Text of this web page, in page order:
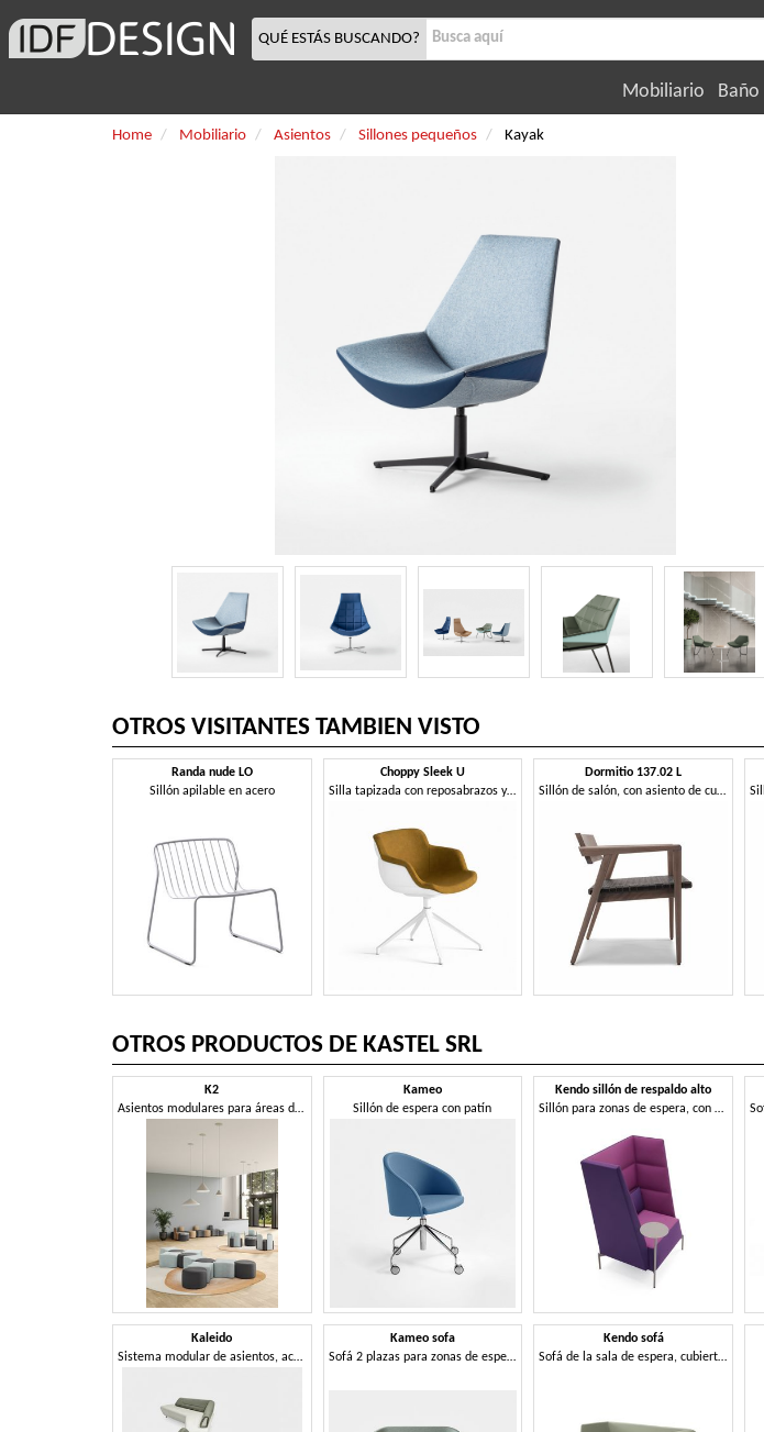
QUÉ ESTÁS BUSCANDO?
Mobiliario Baño
Home Mobiliario Asientos Sillones pequeños Kayak
OTROS VISITANTES TAMBIEN VISTO
Randa nude LO
Sillón apilable en acero
Choppy Sleek U
Silla tapizada con reposabrazos y base giratoria
Dormitio 137.02 L
Sillón de salón, con asiento de cuero trenzado
OTROS PRODUCTOS DE KASTEL SRL
K2
Asientos modulares para áreas de espera
Kaleido
Sistema modular de asientos, acolchados, para salas de espera
Kameo
Sillón de espera con patín
Kameo sofa
Sofá 2 plazas para zonas de espera
Kendo sillón de respaldo alto
Sillón para zonas de espera, con respaldo alto
Kendo sofá
Sofá de la sala de espera, cubierto con telas personalizadas